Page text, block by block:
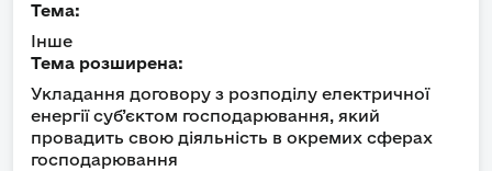
Тема:
Інше
Тема розширена:
Укладання договору з розподілу електричної
енергії суб’єктом господарювання, який
провадить свою діяльність в окремих сферах
господарювання